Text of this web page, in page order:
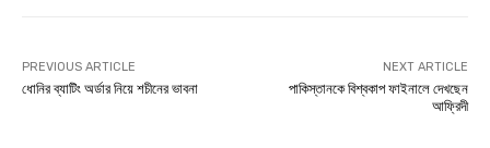
PREVIOUS ARTICLE
ধোনির ব্যাটিং অর্ডার নিয়ে শচীনের ভাবনা
NEXT ARTICLE
পাকিস্তানকে বিশ্বকাপ ফাইনালে দেখছেন
আফ্রিদী